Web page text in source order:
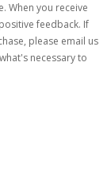
When you receive
feedback. If
please email us
necessary to